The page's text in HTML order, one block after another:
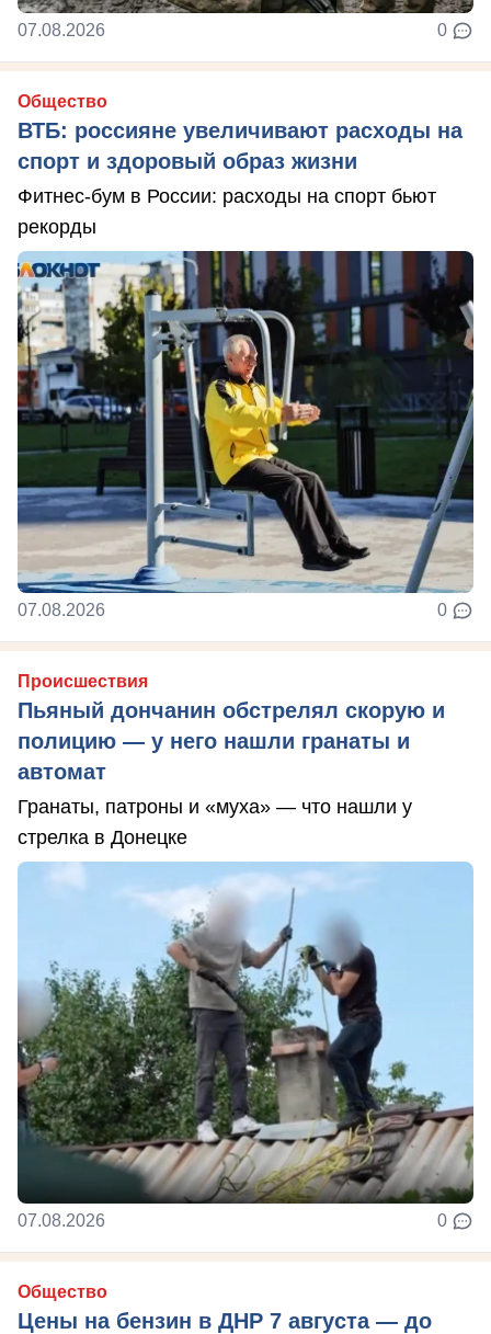
07.08.2026 0
Общество
ВТБ: россияне увеличивают расходы на
спорт и здоровый образ жизни
Фитнес-бум в России: расходы на спорт бьют
рекорды
07.08.2026 0
Происшествия
Пьяный дончанин обстрелял скорую и
полицию — у него нашли гранаты и
автомат
Гранаты, патроны и «муха» — что нашли у
стрелка в Донецке
07.08.2026 0
Общество
Цены на бензин в ДНР 7 августа — до